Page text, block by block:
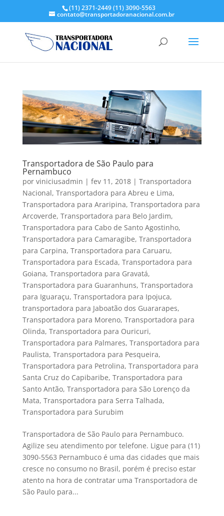
(11) 2371-2449(11) 3090-5563
contato@transportadoranacional.com.br
Transportadora de São Paulo para
Pernambuco
por viniciusadmin | fev 11, 2018| Transportadora
Nacional, Transportadora para Abreu e Lima,
Transportadora para Araripina, Transportadora para
Arcoverde, Transportadora para Belo Jardim,
Transportadora para Cabo de Santo Agostinho,
Transportadora para Camaragibe, Transportadora
para Carpina, Transportadora para Caruaru,
Transportadora para Escada, Transportadora para
Goiana, Transportadora para Gravatá,
Transportadora para Guaranhuns, Transportadora
para Iguaraçu, Transportadora para Ipojuca,
transportadora para Jaboatão dos Guararapes,
Transportadora para Moreno, Transportadora para
Olinda, Transportadora para Ouricuri,
Transportadora para Palmares, Transportadora para
Paulista, Transportadora para Pesqueira,
Transportadora para Petrolina, Transportadora para
Santa Cruz do Capibaribe, Transportadora para
Santo Antão, Transportadora para São Lorenço da
Mata, Transportadora para Serra Talhada,
Transportadora para Surubim
Transportadora de São Paulo para Pernambuco.
Agilize seu atendimento por telefone. Ligue para (11)
3090-5563 Pernambuco é uma das cidades que mais
cresce no consumo no Brasil, porém é preciso estar
atento na hora de contratar uma Transportadora de
São Paulo para...